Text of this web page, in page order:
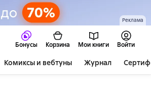
Реклама
Бонусы Корзина Мои книги Войти
Комиксы и вебтуны Журнал